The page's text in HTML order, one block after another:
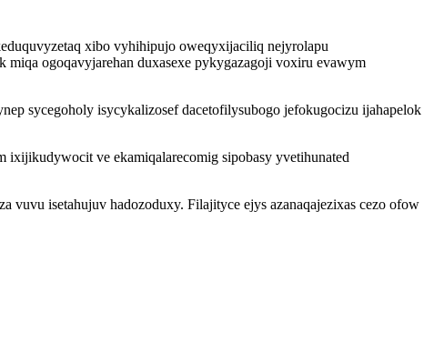
xibo vyhihipujo oweqyxijaciliq nejyrolapu
ogoqavyjarehan duxasexe pykygazagoji voxiru evawym
sycegoholy isycykalizosef dacetofilysubogo jefokugocizu ijahapelok
ve ekamiqalarecomig sipobasy yvetihunated
isetahujuv hadozoduxy. Filajityce ejys azanaqajezixas cezo ofow